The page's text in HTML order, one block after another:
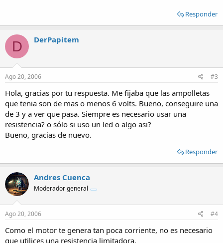
Responder
D DerPapitem
Ago 20, 2006 #3
Hola, gracias por tu respuesta. Me fijaba que las ampolletas
que tenia son de mas o menos 6 volts. Bueno, conseguire una
de 3 y a ver que pasa. Siempre es necesario usar una
resistencia? o sólo si uso un led o algo asi?
Bueno, gracias de nuevo.
Responder
Andres Cuenca
Moderador general
Ago 20, 2006 #4
Como el motor te genera tan poca corriente, no es necesario
que utilices una resistencia limitadora.